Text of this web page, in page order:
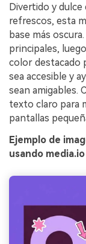
Divertido y
refrescos, esta
base más
principales,
color destacado
sea accesible y
sean amigables.
texto claro para
pantallas
Ejemplo de
usando media.io